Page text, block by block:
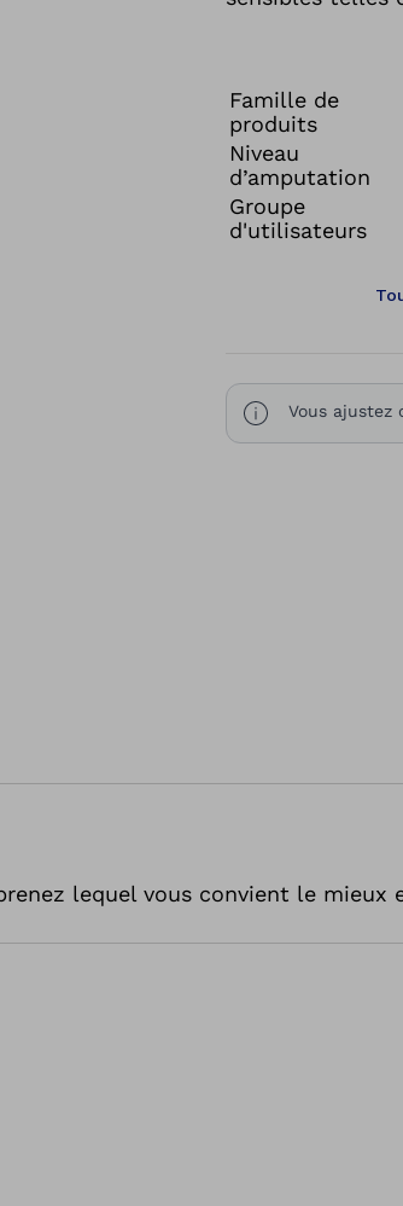
manchon
du genou. Le
utilisé avec la
Famille de
produits
Niveau
d’amputation
Groupe
d'utilisateurs
Vous ajustez
lequel vous convient le